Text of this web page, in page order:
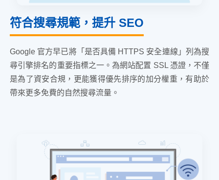
符合搜尋規範，提升 SEO
Google 官方早已將「是否具備 HTTPS 安全連線」列為搜
尋引擎排名的重要指標之一。為網站配置 SSL 憑證，不僅
是為了資安合規，更能獲得優先排序的加分權重，有助於
帶來更多免費的自然搜尋流量。